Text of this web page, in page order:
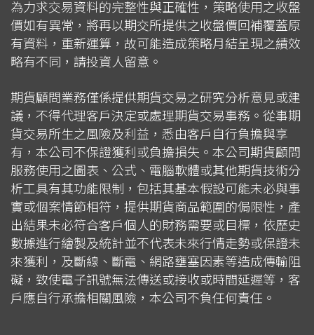
為力求交易資料的完整性與正確性，策略使用之收盤
價如有異常，將再以期交所提供之收盤價回補覆蓋原
有資料，重新運算，故可能造成策略月結呈現之績效
略有不同，請投資人留意。
期貨顧問業務僅係提供期貨交易之研究分析意見或建
議，不得代理客戶決定或處理期貨交易事務。從事期
貨交易所生之風險及利益，悉由客戶自行負擔與享
有，本公司不保證獲利或負擔損失。本公司期貨顧問
服務使用之圖表、公式、電腦軟體或其他期貨技術分
析工具有其功能限制，包括其基本假設可能未必與事
實或個案情節相符，提供期貨商品範圍的侷限性，產
出結果未必符合客戶個人的財務需要或目標，依歷史
數據進行繪製及統計並不代表未來行情走勢或保證未
來獲利，及斷線、斷電、網路壅塞因素等造成傳輸阻
礙，致使電子訊號無法傳送或接收或時間延遲等，客
戶應自行承擔相關風險，本公司不負任何責任。